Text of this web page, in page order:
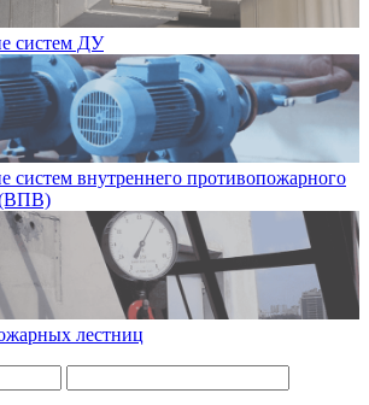
систем ДУ
систем внутреннего противопожарного
(ВПВ)
лестниц